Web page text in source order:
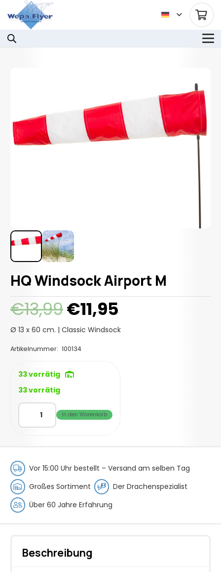
HQ Windsock Airport M
€13,99Ursprünglicher
Preis
war:
€13,99
€11,95
ist:
Ø 13 x 60 cm. | Classic Windsock
Artikelnummer: 100134
33 vorrätig
33 vorrätig
HQ
Windsock
Airport
In den Warenkorb
Vor 15:00 Uhr bestellt – Versand am selben Tag
Großes Sortiment
Der Drachenspezialist
Über 60 Jahre Erfahrung
Beschreibung